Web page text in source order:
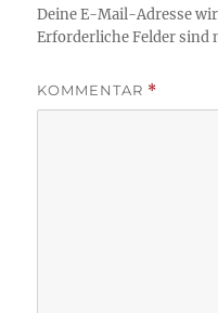
Deine E-Mail-Adresse
Erforderliche Felder sind
KOMMENTAR *